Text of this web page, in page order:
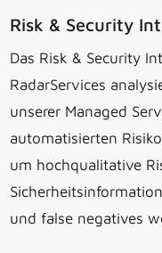
Risk & Security
Das Risk & Security
RadarServices
unserer Managed
automatisierten
um hochqualitative
und false negatives